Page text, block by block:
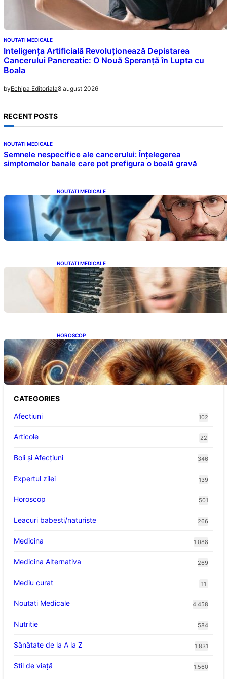
NOUTATI MEDICALE
Inteligența Artificială Revoluționează Depistarea
Cancerului Pancreatic: O Nouă Speranță în Lupta cu
Boala
byEchipa Editoriala8 august 2026
RECENT POSTS
NOUTATI MEDICALE
Semnele nespecifice ale cancerului: Înțelegerea
simptomelor banale care pot prefigura o boală gravă
NOUTATI MEDICALE
Inteligența dincolo de note: Semnele unui IQ
ridicat care nu țin de școală
NOUTATI MEDICALE
Semnele unei deficiențe de proteine:
Impactul asupra sănătății tale
HOROSCOP
Portalul Leului 8/8: Oportunități de
Abundență pentru Cinci Zodii în 2026
CATEGORIES
Afectiuni
102
Articole 22
Boli și Afecțiuni 346
Expertul zilei 139
Horoscop 501
Leacuri babesti/naturiste 266
Medicina 1.088
Medicina Alternativa 269
Mediu curat 11
Noutati Medicale 4.458
Nutritie 584
Sănătate de la A la Z 1.831
Stil de viaţă 1.560